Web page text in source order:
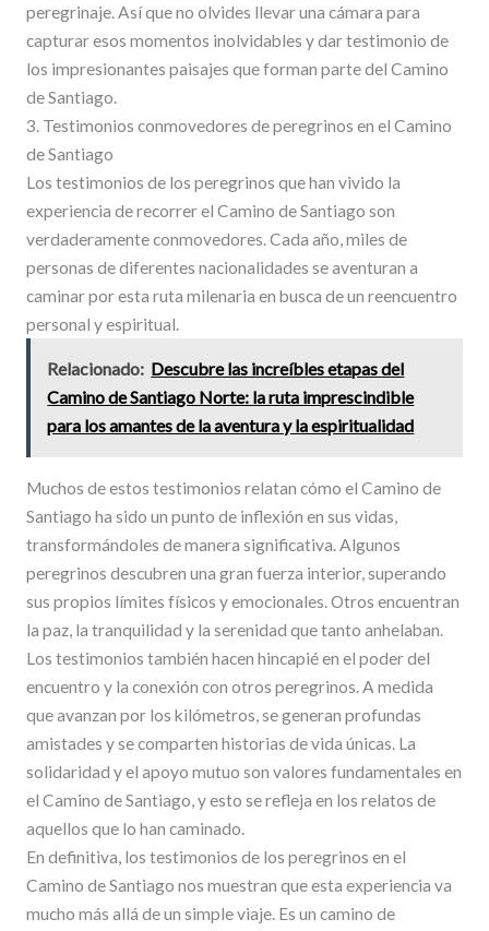
peregrinaje. Así que no olvides llevar una cámara para
capturar esos momentos inolvidables y dar testimonio de
los impresionantes paisajes que forman parte del Camino
de Santiago.
3. Testimonios conmovedores de peregrinos en el Camino
de Santiago
Los testimonios de los peregrinos que han vivido la
experiencia de recorrer el Camino de Santiago son
verdaderamente conmovedores. Cada año, miles de
personas de diferentes nacionalidades se aventuran a
caminar por esta ruta milenaria en busca de un reencuentro
personal y espiritual.
Relacionado: Descubre las increíbles etapas del
Camino de Santiago Norte: la ruta imprescindible
para los amantes de la aventura y la espiritualidad
Muchos de estos testimonios relatan cómo el Camino de
Santiago ha sido un punto de inflexión en sus vidas,
transformándoles de manera significativa. Algunos
peregrinos descubren una gran fuerza interior, superando
sus propios límites físicos y emocionales. Otros encuentran
la paz, la tranquilidad y la serenidad que tanto anhelaban.
Los testimonios también hacen hincapié en el poder del
encuentro y la conexión con otros peregrinos. A medida
que avanzan por los kilómetros, se generan profundas
amistades y se comparten historias de vida únicas. La
solidaridad y el apoyo mutuo son valores fundamentales en
el Camino de Santiago, y esto se refleja en los relatos de
aquellos que lo han caminado.
En definitiva, los testimonios de los peregrinos en el
Camino de Santiago nos muestran que esta experiencia va
mucho más allá de un simple viaje. Es un camino de